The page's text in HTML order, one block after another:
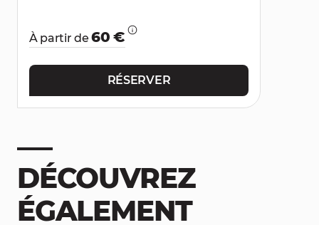
À partir de60 €
RÉSERVER
DÉCOUVREZ
ÉGALEMENT